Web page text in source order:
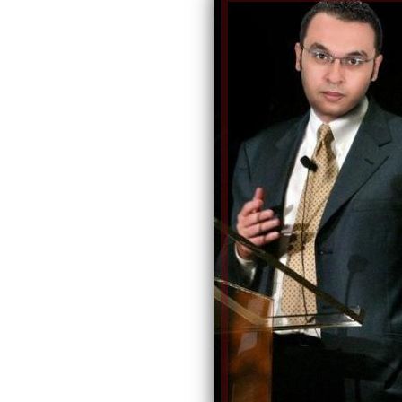
الكاتبة إلهام شرشر تهنئ الرئيس
السيسي بعيد ميلاده وتُشيد بجهوده
في بناء الدولة